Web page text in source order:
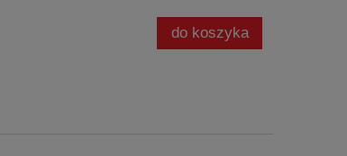
do koszyka